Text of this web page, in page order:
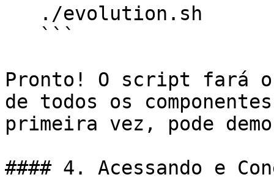
Pronto! O script fará o
de todos os
primeira vez, pode
#### 4. Acessando e